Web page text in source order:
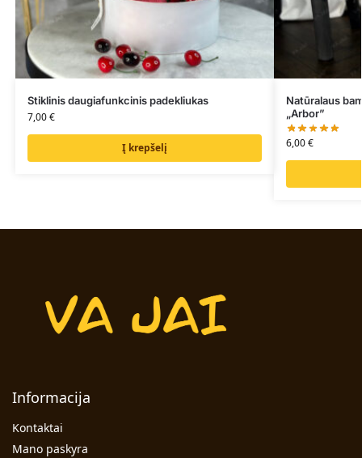
Stiklinis daugiafunkcinis padekliukas
7,00€
Į krepšelį
Natūralaus
„Arbor”
6,00€
Informacija
Kontaktai
Mano paskyra